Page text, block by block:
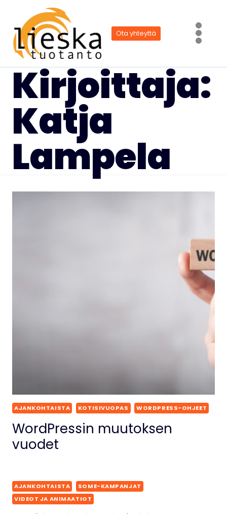
sisältöön
Ota yhteyttä
Kirjoittaja:
Katja
Lampela
AJANKOHTAISTA KOTISIVUOPAS WORDPRESS-OHJEET
WordPressin muutoksen
vuodet
AJANKOHTAISTA
SOME-KAMPANJAT
VIDEOT JA ANIMAATIOT